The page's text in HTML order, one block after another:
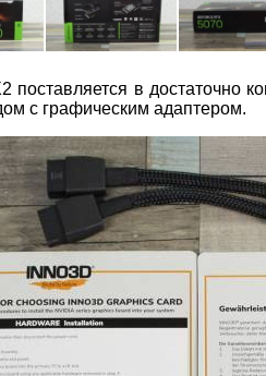
поставляется в достаточно
с графическим адаптером.